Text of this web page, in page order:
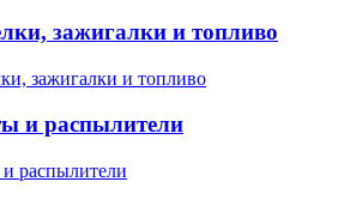
зажигалки и топливо
и распылители